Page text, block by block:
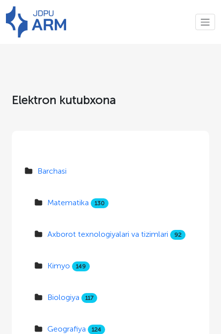
Elektron kutubxona
Barchasi
Matematika 130
Axborot texnologiyalari va tizimlari 92
Kimyo 149
Biologiya 117
Geografiya 124